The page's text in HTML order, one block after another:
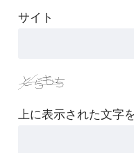
サイト
上に表示された文字